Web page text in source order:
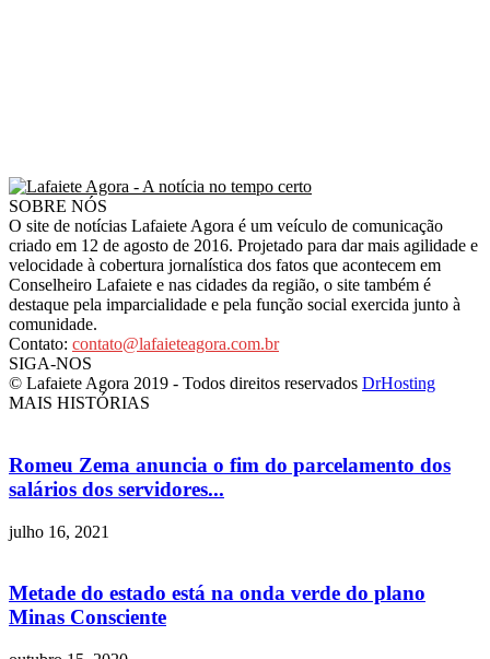
SOBRE NÓS
O site de notícias Lafaiete Agora é um veículo de comunicação
criado em 12 de agosto de 2016. Projetado para dar mais agilidade e
velocidade à cobertura jornalística dos fatos que acontecem em
Conselheiro Lafaiete e nas cidades da região, o site também é
destaque pela imparcialidade e pela função social exercida junto à
comunidade.
Contato: contato@lafaieteagora.com.br
SIGA-NOS
© Lafaiete Agora 2019 - Todos direitos reservados DrHosting
MAIS HISTÓRIAS
Romeu Zema anuncia o fim do parcelamento dos
salários dos servidores...
julho 16, 2021
Metade do estado está na onda verde do plano
Minas Consciente